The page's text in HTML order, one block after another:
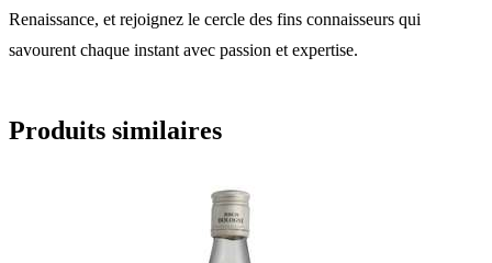
Renaissance, et rejoignez le cercle des fins connaisseurs qui
savourent chaque instant avec passion et expertise.
Produits similaires